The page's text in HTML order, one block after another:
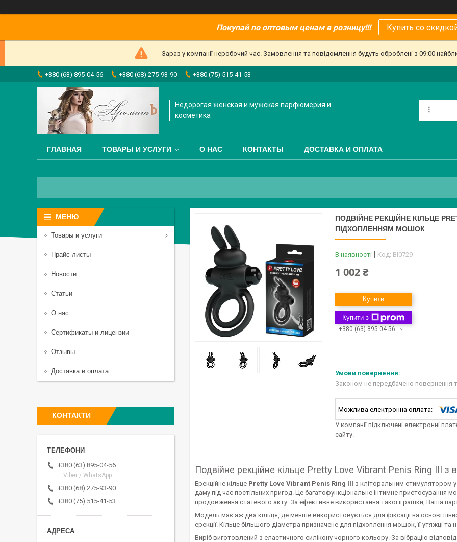
Покупай по оптовым ценам в розницу!!! Купить со
Зараз у компанії неробочий час. Замовлення та повідомлення будуть оброблені з 09:00
+380 (63) 895-04-56 +380 (68) 275-93-90 +380 (75) 515-41-53
Недорогая женская и мужская парфюмерия и
косметика
ГЛАВНАЯ ТОВАРЫ И УСЛУГИ О НАС КОНТАКТЫ ДОСТАВКА И ОПЛАТА
ПОДВІЙНЕ РЕКЦІЙНЕ КІЛЬЦЕ
ПІДХОПЛЕННЯМ МОШОК
В наявності Код: BI0729
1 002 ₴
Купити
Купити з
+380 (63) 895-04-56
Законом не передбачено повернення
У компанії підключені електронні
сайту.
Подвійне рекційне кільце Pretty Love Vibrant Penis Ring III
Ерекційне кільце Pretty Love Vibrant Penis Ring III з кліторальним стимулятором
даму під час постільних пригод. Це багатофункціональне інтимне пристосування
продовження статевого акту. За ефективне використання такої іграшки, Ваша
Модель має аж два кільця, де менше використовується для фіксації на основі
ерекції. Кільце більшого діаметра призначене для підхоплення мошок, її утяжці та
Виріб виготовлений з еластичного силікону чорного кольору. За вібрацію
Товары и услуги
Прайс-листы
Новости
Статьи
О нас
Сертификаты и лицензии
Отзывы
Доставка и оплата
КОНТАКТИ
+380 (63) 895-04-56
Viber / WhatsApp
+380 (68) 275-93-90
+380 (75) 515-41-53